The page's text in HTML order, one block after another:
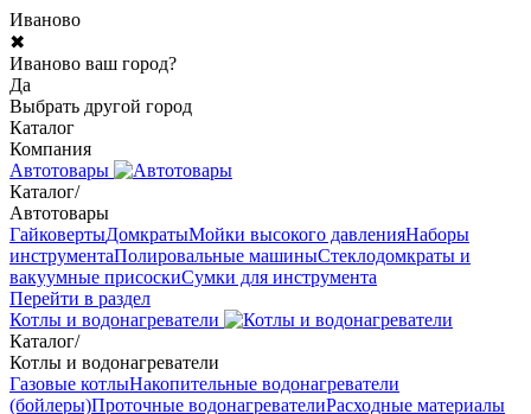
Иваново
✖
Иваново ваш город?
Да
Выбрать другой город
Каталог
Компания
Автотовары
Каталог/
Автотовары
ГайковертыДомкратыМойки высокого давленияНаборы
инструментаПолировальные машиныСтеклодомкраты и
вакуумные присоскиСумки для инструмента
Перейти в раздел
Котлы и водонагреватели
Каталог/
Котлы и водонагреватели
Газовые котлыНакопительные водонагреватели
(бойлеры)Проточные водонагревателиРасходные материалы